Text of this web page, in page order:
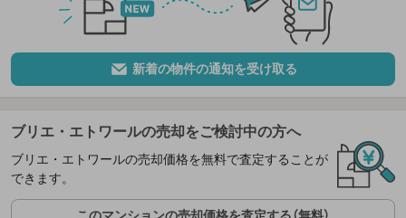
新着の物件の通知を受け取る
ブリエ・エトワールの売却をご検討中の方へ
ブリエ・エトワールの売却価格を無料で査定することが
できます。